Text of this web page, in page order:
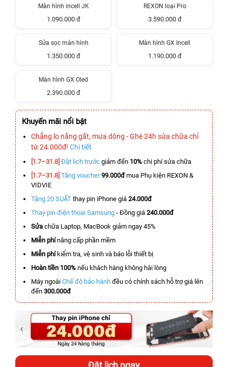
Màn hình incell JK
1.090.000 đ
REXON loại Pro
3.590.000 đ
Sửa sọc màn hình
1.350.000 đ
Màn hình GX Incell
1.190.000 đ
Màn hình GX Oled
2.390.000 đ
Khuyến mãi nổi bật
Chẳng lo nắng gắt, mưa dông - Ghé 24h sửa chữa chỉ
từ 24.000đ! Chi tiết
[1.7–31.8] Đặt lịch trước giảm đến 10% chi phí sửa chữa
[1.7–31.8] Tặng voucher 99.000đmua Phụ kiện REXON &
VIDVIE
Tặng 20 SUẤT thay pin iPhone giá 24.000đ
Thay pin điện thoại Samsung - Đồng giá 240.000đ
Sửa chữa Laptop, MacBook giảm ngay 45%
Miễn phínâng cấp phần mềm
Miễn phíkiểm tra, vệ sinh và báo lỗi thiết bị
Hoàn tiền 100% nếu khách hàng không hài lòng
Máy ngoài Chế độ bảo hành đều có chính sách hỗ trợ giá lên
đến 300.000đ